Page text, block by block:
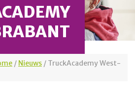
/ Nieuws / TruckAcademy West-